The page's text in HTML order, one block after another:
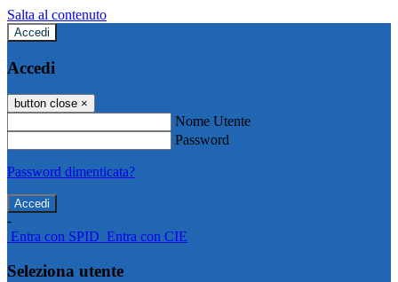
Salta al contenuto
Accedi
Accedi
button close ×
Nome Utente
Password
Password dimenticata?
-
Entra con SPID Entra con CIE
Seleziona utente